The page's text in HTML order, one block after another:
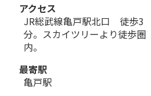
アクセス
JR総武線亀戸駅北口 徒歩3
分。スカイツリーより徒歩圏
内。
最寄駅
亀戸駅